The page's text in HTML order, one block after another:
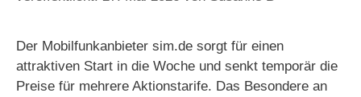
Der Mobilfunkanbieter sim.de sorgt für einen
attraktiven Start in die Woche und senkt temporär die
Preise für mehrere Aktionstarife. Das Besondere an